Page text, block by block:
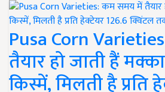
Pusa Corn
तैयार हो जाती हैं
किस्में, मिलती है प्रति